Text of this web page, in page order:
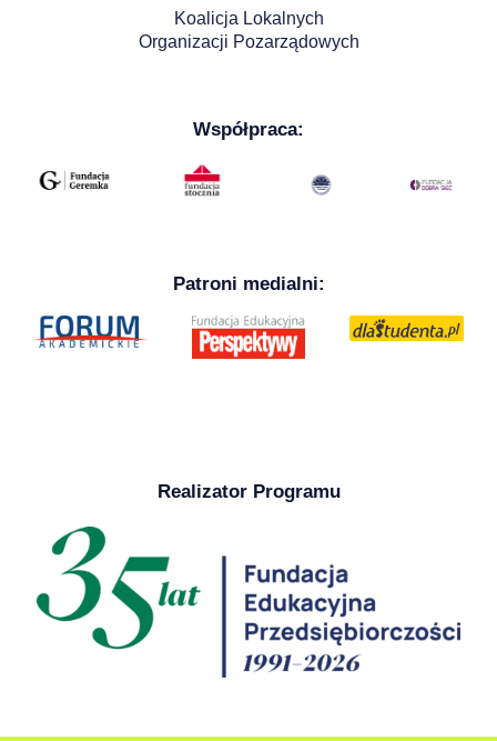
Koalicja Lokalnych
Organizacji Pozarządowych
Współpraca:
Patroni medialni:
Realizator Programu